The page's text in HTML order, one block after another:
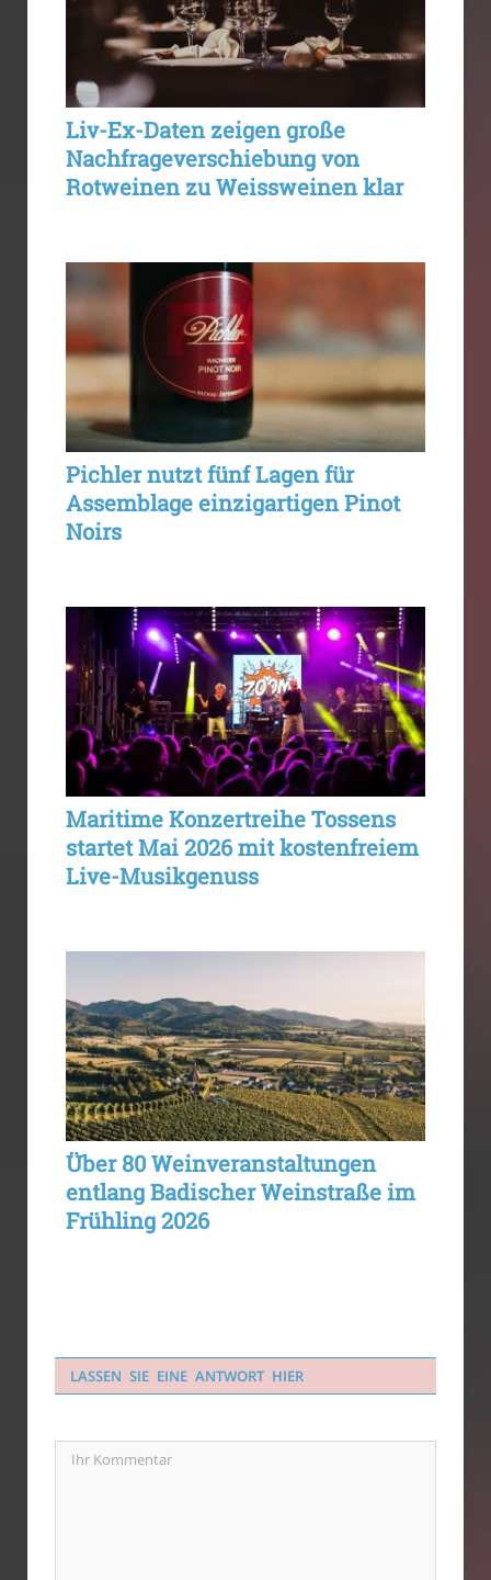
Liv-Ex-Daten zeigen große
Nachfrageverschiebung von
Rotweinen zu Weissweinen klar
Pichler nutzt fünf Lagen für
Assemblage einzigartigen Pinot
Noirs
Maritime Konzertreihe Tossens
startet Mai 2026 mit kostenfreiem
Live-Musikgenuss
Über 80 Weinveranstaltungen
entlang Badischer Weinstraße im
Frühling 2026
LASSEN SIE EINE ANTWORT HIER